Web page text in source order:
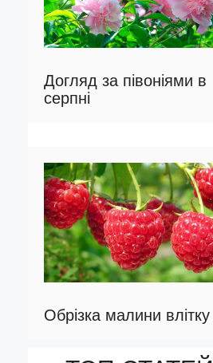
Догляд за півоніями в
серпні
Обрізка малини влітку